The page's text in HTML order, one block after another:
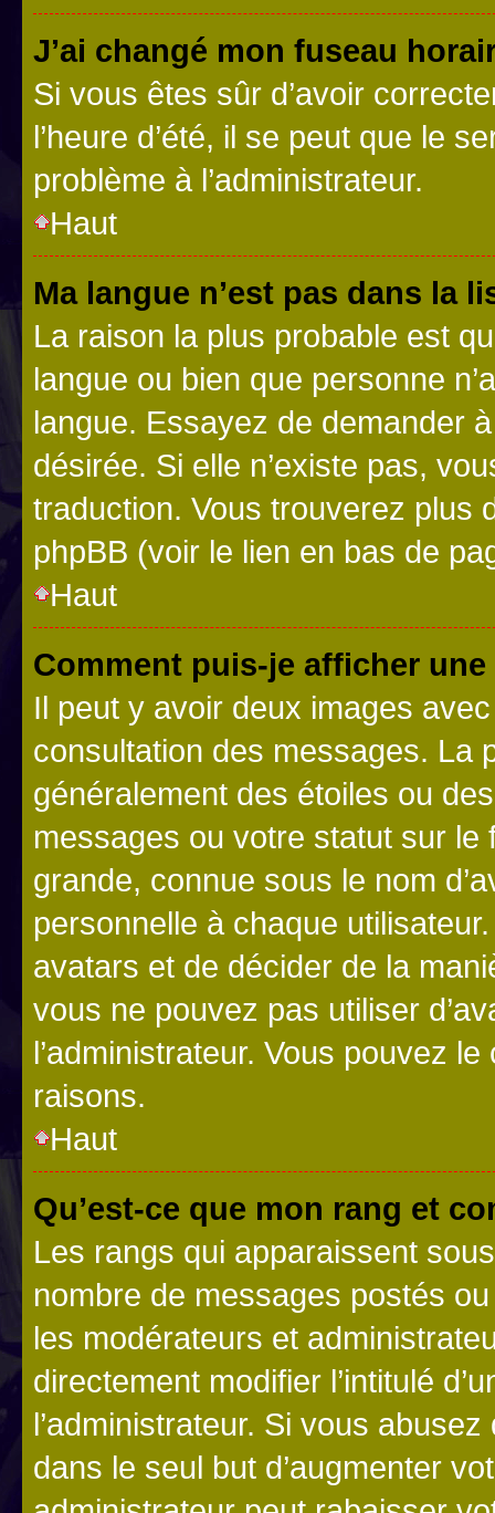
J’ai changé mon fuseau
Si vous êtes sûr d’avoir
l’heure d’été, il se peut que le
problème à l’administrateur.
Haut
Ma langue n’est pas dans la
La raison la plus probable est
langue ou bien que personne
langue. Essayez de demander
désirée. Si elle n’existe pas,
traduction. Vous trouverez plus
phpBB (voir le lien en bas de
Haut
Comment puis-je afficher
Il peut y avoir deux images
consultation des messages. La
généralement des étoiles ou
messages ou votre statut sur
grande, connue sous le nom
personnelle à chaque utilisateur.
avatars et de décider de la
vous ne pouvez pas utiliser
l’administrateur. Vous pouvez
raisons.
Haut
Qu’est-ce que mon rang et
Les rangs qui apparaissent
nombre de messages postés
les modérateurs et
directement modifier l’intitulé
l’administrateur. Si vous
dans le seul but d’augmenter